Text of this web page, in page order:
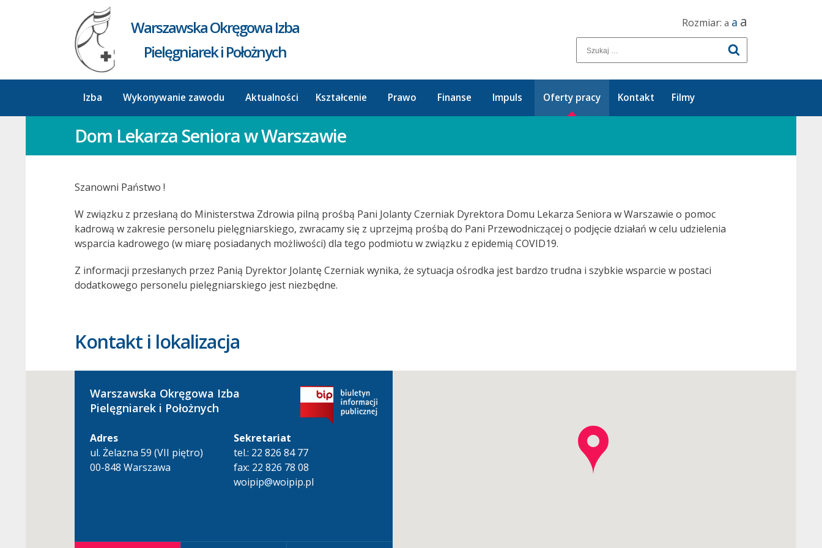
Warszawska Okręgowa Izba
Pielęgniarek i Położnych
Rozmiar: a a a
Izba Wykonywanie zawodu Aktualności Kształcenie Prawo Finanse Impuls Oferty pracy Kontakt Filmy
Dom Lekarza Seniora w Warszawie
Szanowni Państwo !
W związku z przesłaną do Ministerstwa Zdrowia pilną prośbą Pani Jolanty Czerniak Dyrektora Domu Lekarza Seniora w Warszawie o pomoc
kadrową w zakresie personelu pielęgniarskiego, zwracamy się z uprzejmą prośbą do Pani Przewodniczącej o podjęcie działań w celu udzielenia
wsparcia kadrowego (w miarę posiadanych możliwości) dla tego podmiotu w związku z epidemią COVID19.
Z informacji przesłanych przez Panią Dyrektor Jolantę Czerniak wynika, że sytuacja ośrodka jest bardzo trudna i szybkie wsparcie w postaci
dodatkowego personelu pielęgniarskiego jest niezbędne.
Kontakt i lokalizacja
Warszawska Okręgowa Izba
Pielęgniarek i Położnych
Adres
ul. Żelazna 59 (VII piętro)
00-848 Warszawa
Sekretariat
tel.: 22 826 84 77
fax: 22 826 78 08
woipip@woipip.pl